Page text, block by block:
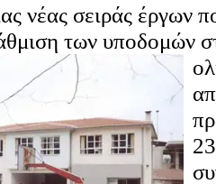
νέας σειράς έργων
των υποδομών